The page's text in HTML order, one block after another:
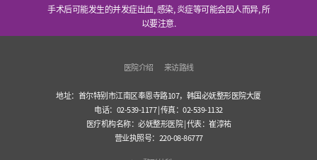
手术后可能发生的并发症出血, 感染, 炎症等可能会因人而异, 所
以要注意.
医院介绍 来访路线
地址：首尔特别市江南区奉恩寺路107，韩国必妩整形医院大厦
电话：02-539-1177 | 传真：02-539-1132
医疗机构名称：必妩整形医院 | 代表：崔淳祐
营业执照号：220-08-86777